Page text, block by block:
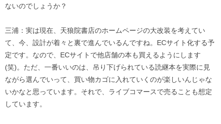
ないのでしょうか？
三浦：実は現在、天狼院書店のホームページの大改装を考えてい
て、今、設計が着々と裏で進んでいるんですね。ECサイト化する予
定です。なので、ECサイトで他店舗の本も買えるようにします
(笑)。ただ、一番いいのは、吊り下げられている読継本を実際に見
ながら選んでいって、買い物カゴに入れていくのが楽しいんじゃな
いかなと思っています。それで、ライブコマースで売ることも想定
しています。